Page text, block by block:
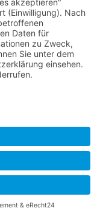
in Familie,
Wirtschaftsmediator